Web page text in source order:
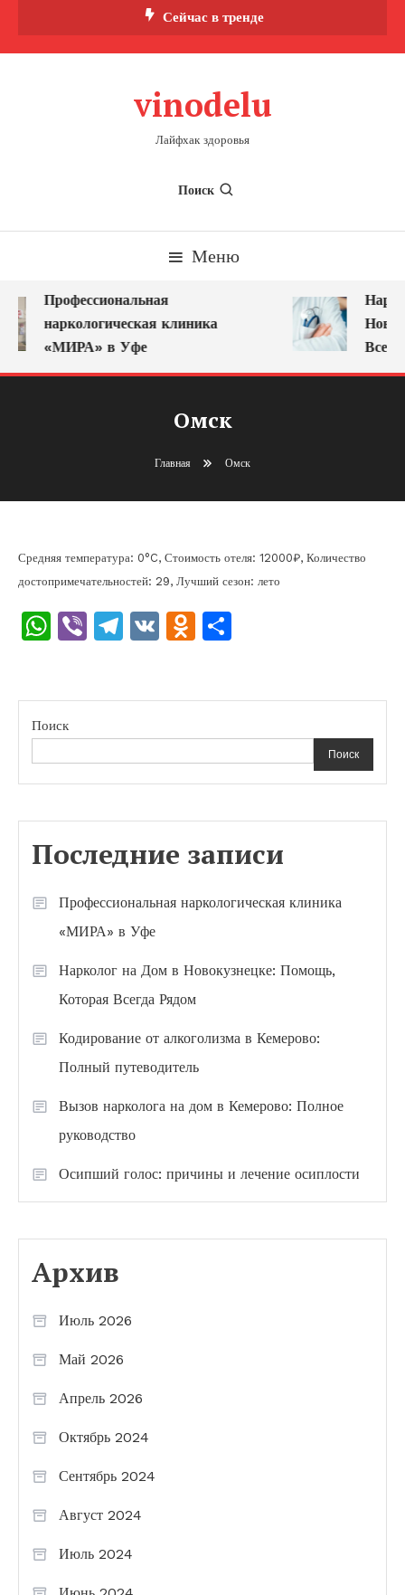
Сейчас в тренде
vinodelu
Лайфхак здоровья
Поиск
Меню
Профессиональная
наркологическая клиника
«МИРА» в Уфе
Омск
Главная Омск
Средняя температура: 0°C, Стоимость отеля: 12000₽, Количество
достопримечательностей: 29, Лучший сезон: лето
WhatsApp
ViberTelegram
VK Odnoklassniki
Поиск
Поиск
Последние записи
Профессиональная наркологическая клиника
«МИРА» в Уфе
Нарколог на Дом в Новокузнецке: Помощь,
Которая Всегда Рядом
Кодирование от алкоголизма в Кемерово:
Полный путеводитель
Вызов нарколога на дом в Кемерово: Полное
руководство
Осипший голос: причины и лечение осиплости
Архив
Июль 2026
Май 2026
Апрель 2026
Октябрь 2024
Сентябрь 2024
Август 2024
Июль 2024